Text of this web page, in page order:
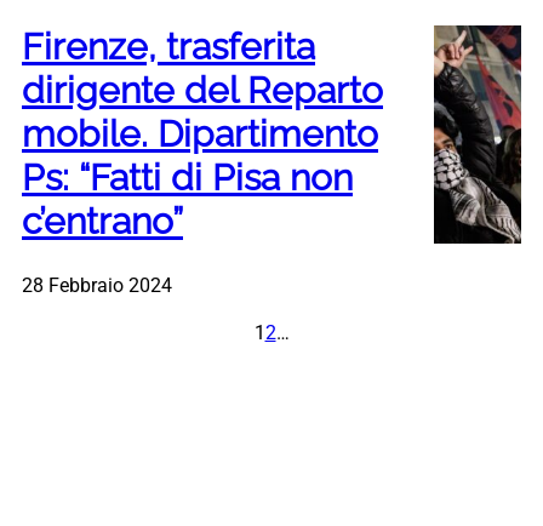
Firenze, trasferita
dirigente del Reparto
mobile. Dipartimento
Ps: “Fatti di Pisa non
c’entrano”
28 Febbraio 2024
1 2…